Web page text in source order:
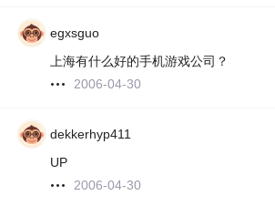
egxsguo
上海有什么好的手机游戏公司？
2006-04-30
dekkerhyp411
UP
2006-04-30